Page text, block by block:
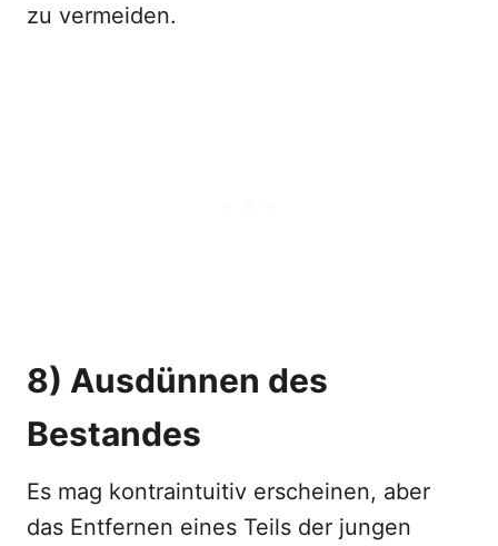
zu vermeiden.
8) Ausdünnen des
Bestandes
Es mag kontraintuitiv erscheinen, aber
das Entfernen eines Teils der jungen